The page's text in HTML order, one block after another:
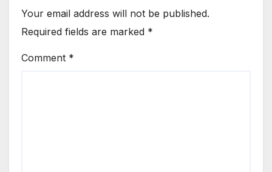
Your email address will not be published.
Required fields are marked *
Comment *